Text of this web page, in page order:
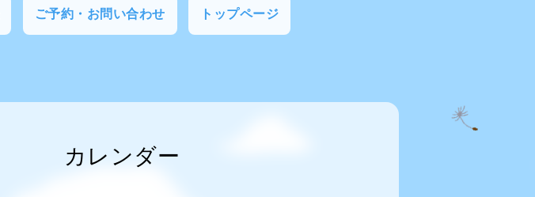
ご予約・お問い合わせ トップページ
カレンダー